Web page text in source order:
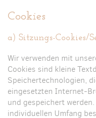
Cookies
a) Sitzungs-Cookies/
Wir verwenden mit
Cookies sind kleine
Speichertechnologien,
eingesetzten Internet-
und gespeichert
individuellen Umfang